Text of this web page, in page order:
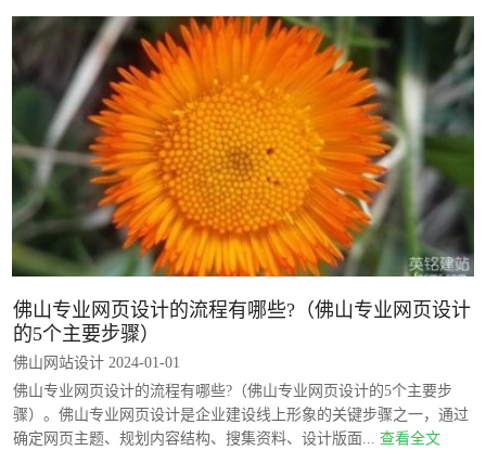
佛山专业网页设计的流程有哪些?（佛山专业网页设计
的5个主要步骤）
佛山网站设计 2024-01-01
佛山专业网页设计的流程有哪些?（佛山专业网页设计的5个主要步
骤）。佛山专业网页设计是企业建设线上形象的关键步骤之一，通过
确定网页主题、规划内容结构、搜集资料、设计版面... 查看全文